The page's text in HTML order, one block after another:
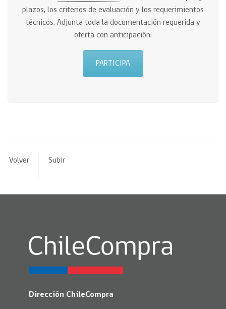
plazos, los criterios de evaluación y los requerimientos
técnicos. Adjunta toda la documentación requerida y
oferta con anticipación.
PARTICIPA
Volver Subir
Dirección ChileCompra